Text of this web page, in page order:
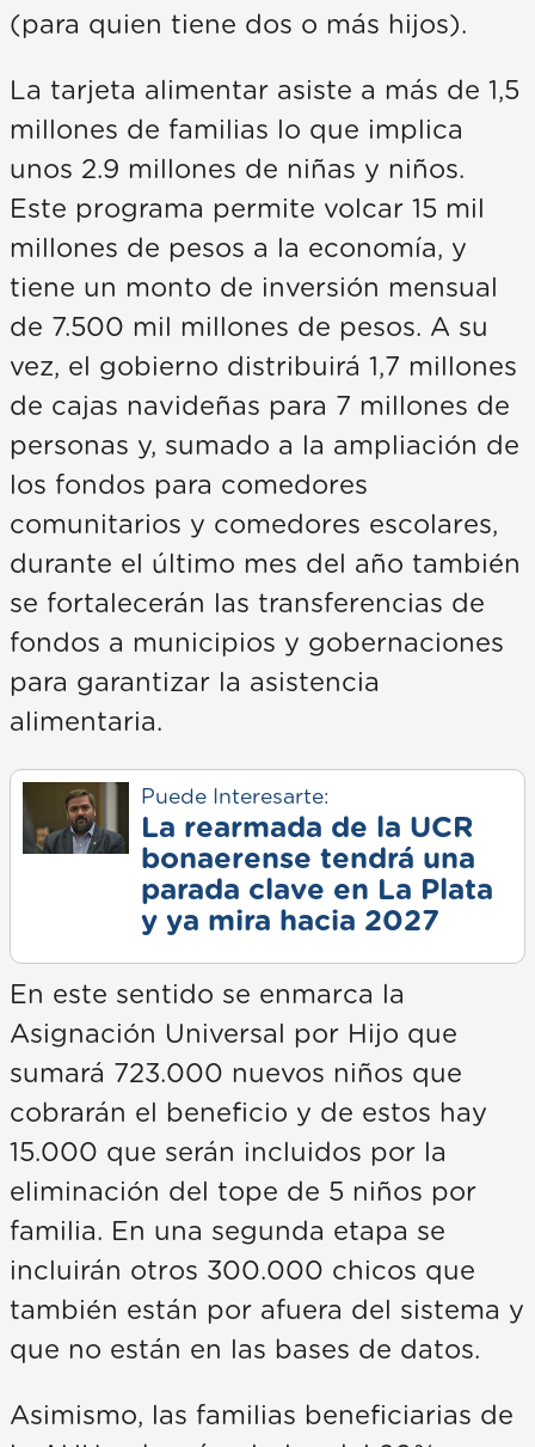
(para quien tiene dos o más hijos).
La tarjeta alimentar asiste a más de 1,5
millones de familias lo que implica
unos 2.9 millones de niñas y niños.
Este programa permite volcar 15 mil
millones de pesos a la economía, y
tiene un monto de inversión mensual
de 7.500 mil millones de pesos. A su
vez, el gobierno distribuirá 1,7 millones
de cajas navideñas para 7 millones de
personas y, sumado a la ampliación de
los fondos para comedores
comunitarios y comedores escolares,
durante el último mes del año también
se fortalecerán las transferencias de
fondos a municipios y gobernaciones
para garantizar la asistencia
alimentaria.
Puede Interesarte:
La rearmada de la UCR
bonaerense tendrá una
parada clave en La Plata
y ya mira hacia 2027
En este sentido se enmarca la
Asignación Universal por Hijo que
sumará 723.000 nuevos niños que
cobrarán el beneficio y de estos hay
15.000 que serán incluidos por la
eliminación del tope de 5 niños por
familia. En una segunda etapa se
incluirán otros 300.000 chicos que
también están por afuera del sistema y
que no están en las bases de datos.
Asimismo, las familias beneficiarias de